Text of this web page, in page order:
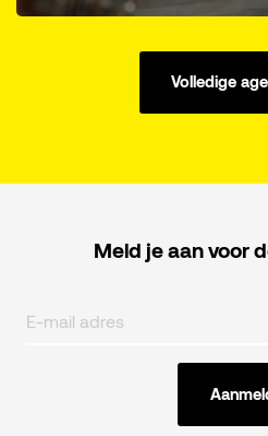
Volledige
Meld je aan voor